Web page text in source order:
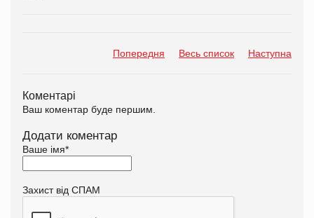
Попередня Весь список Наступна
Коментарі
Ваш коментар буде першим.
Додати коментар
Ваше імя*
Захист від СПАМ